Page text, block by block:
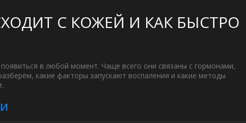
С КОЖЕЙ И КАК БЫСТРО
в любой момент. Чаще всего они связаны с гормонами,
какие факторы запускают воспаления и какие методы